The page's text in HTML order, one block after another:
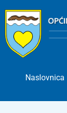
content
Naslovnica